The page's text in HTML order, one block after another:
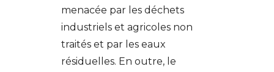
menacée par les déchets
industriels et agricoles non
traités et par les eaux
résiduelles. En outre, le